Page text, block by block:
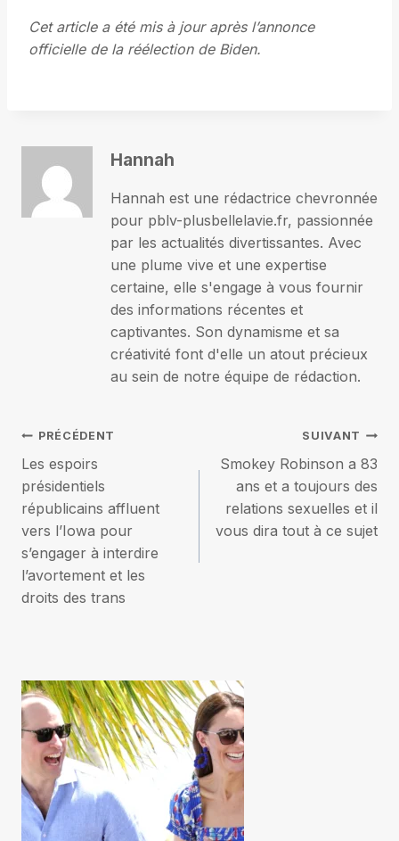
Cet article a été mis à jour après l’annonce
officielle de la réélection de Biden.
Hannah
Hannah est une rédactrice chevronnée
pour pblv-plusbellelavie.fr, passionnée
par les actualités divertissantes. Avec
une plume vive et une expertise
certaine, elle s'engage à vous fournir
des informations récentes et
captivantes. Son dynamisme et sa
créativité font d'elle un atout précieux
au sein de notre équipe de rédaction.
Navigation
de
l’article
PRÉCÉDENT
Les espoirs
présidentiels
républicains affluent
vers l’Iowa pour
s’engager à interdire
l’avortement et les
droits des trans
SUIVANT
Smokey Robinson a 83
ans et a toujours des
relations sexuelles et il
vous dira tout à ce sujet